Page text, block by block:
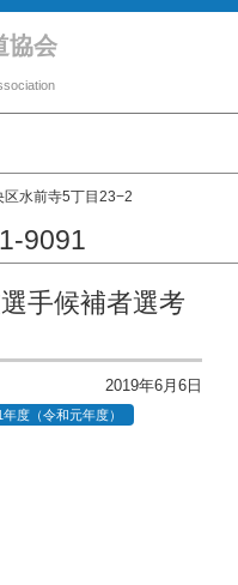
協会
水前寺5丁目23−2
9091
手候補者選考
2019年6月6日
度（令和元年度）